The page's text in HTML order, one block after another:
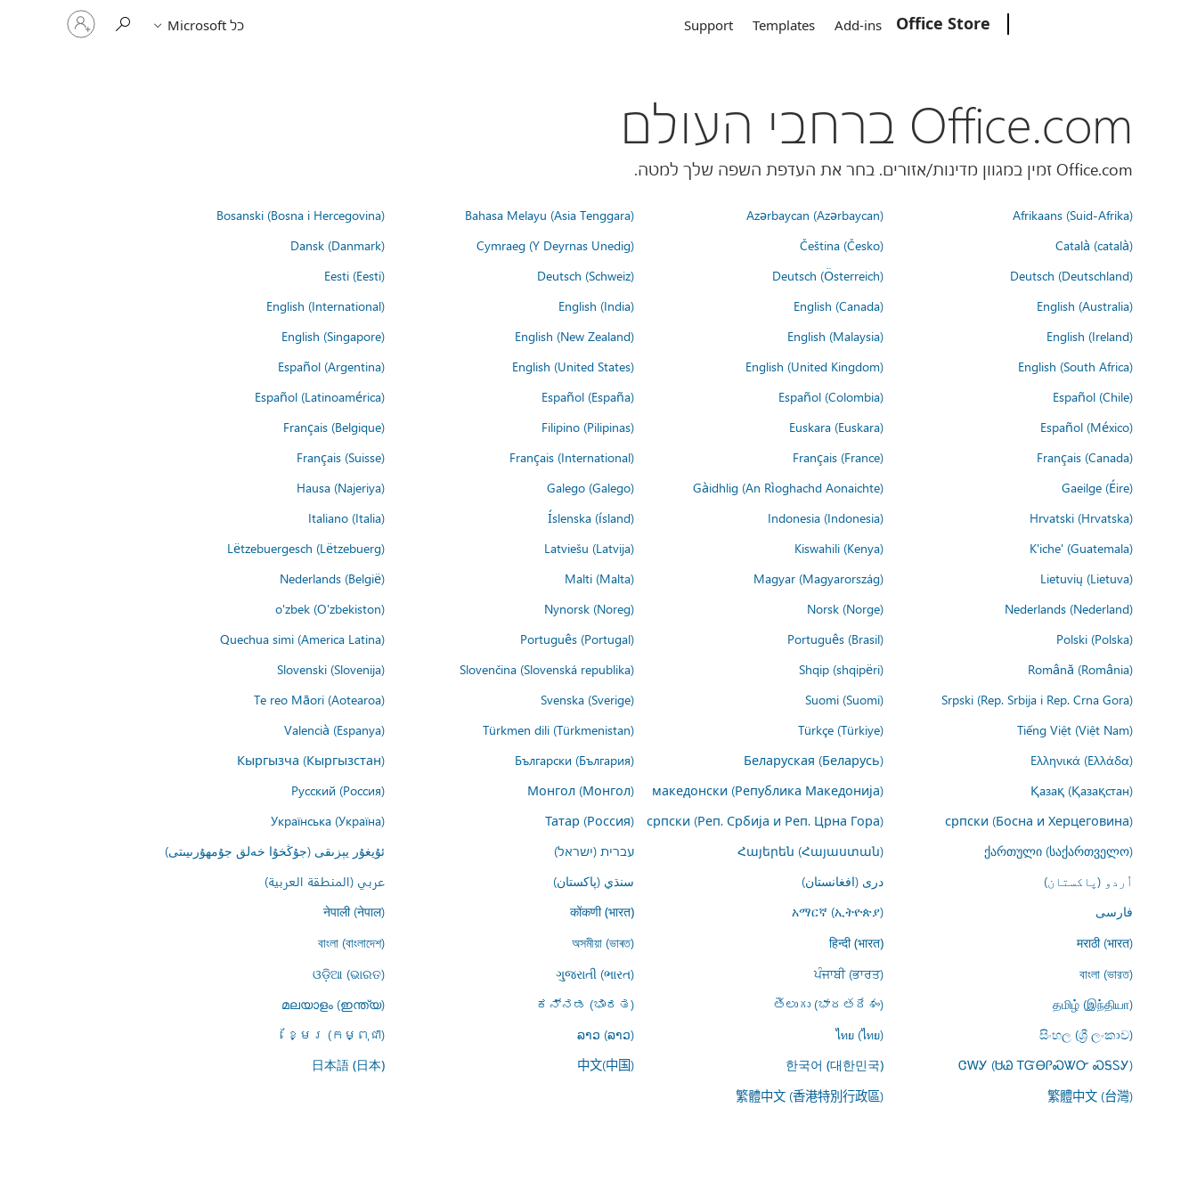
Office Store
Add-ins
Templates
Support כל Microsoft
היכנס
לחשבון
שלך
Office.com ברחבי העולם
Office.com זמין במגוון מדינות/אזורים. בחר את העדפת השפה שלך למטה.
Afrikaans (Suid-Afrika)
Azərbaycan (Azərbaycan)
Bahasa Melayu (Asia Tenggara)
Bosanski (Bosna i Hercegovina)
Català (català)
Čeština (Česko)
Cymraeg (Y Deyrnas Unedig)
Dansk (Danmark)
Deutsch (Deutschland)
Deutsch (Österreich)
Deutsch (Schweiz)
Eesti (Eesti)
English (Australia)
English (Canada)
English (India)
English (International)
English (Ireland)
English (Malaysia)
English (New Zealand)
English (Singapore)
English (South Africa)
English (United Kingdom)
English (United States)
Español (Argentina)
Español (Chile)
Español (Colombia)
Español (España)
Español (Latinoamérica)
Español (México)
Euskara (Euskara)
Filipino (Pilipinas)
Français (Belgique)
Français (Canada)
Français (France)
Français (International)
Français (Suisse)
Gaeilge (Éire)
Gàidhlig (An Rìoghachd Aonaichte)
Galego (Galego)
Hausa (Najeriya)
Hrvatski (Hrvatska)
Indonesia (Indonesia)
Íslenska (ísland)
Italiano (Italia)
K'iche' (Guatemala)
Kiswahili (Kenya)
Latviešu (Latvija)
Lëtzebuergesch (Lëtzebuerg)
Lietuvių (Lietuva)
Magyar (Magyarország)
Malti (Malta)
Nederlands (België)
Nederlands (Nederland)
Norsk (Norge)
Nynorsk (Noreg)
o'zbek (O'zbekiston)
Polski (Polska)
Português (Brasil)
Português (Portugal)
Quechua simi (America Latina)
Română (România)
Shqip (shqipëri)
Slovenčina (Slovenská republika)
Slovenski (Slovenija)
Srpski (Rep. Srbija i Rep. Crna Gora)
Suomi (Suomi)
Svenska (Sverige)
Te reo Māori (Aotearoa)
Tiếng Việt (Việt Nam)
Türkçe (Türkiye)
Türkmen dili (Türkmenistan)
Valencià (Espanya)
Ελληνικά (Ελλάδα)
Беларуская (Беларусь)
Български (България)
Кыргызча (Кыргызстан)
Қазақ (Қазақстан)
македонски (Република Македонија)
Монгол (Монгол)
Русский (Россия)
српски (Босна и Херцеговина)
српски (Реп. Србија и Реп. Црна Гора)
Татар (Россия)
Українська (Україна)
ქართული (საქართველო)
Հայերեն (Հայաստան) עברית (ישראל)
ئۇيغۇر يېزىقى (جۇڭخۇا خەلق جۇمھۇرىيىتى)
اُردو (پاکستان)
درى (افغانستان) سنڌي (پاکستان)
عربي (المنطقة العربية)
فارسى
አማርኛ (ኢትዮጵያ)
कोंकणी (भारत)
नेपाली (नेपाल)
मराठी (भारत)
हिन्दी (भारत)
অসমীয়া (ভাৰত)
বাংলা (বাংলাদেশ)
বাংলা (ভারত)
ਪੰਜਾਬੀ (ਭਾਰਤ)
ગુજરાતી (ભારત)
ଓଡ଼ିଆ (ଭାରତ)
தமிழ் (இந்தியா)
తెలుగు (భారతదేశం)
ಕನ್ನಡ (ಭಾರತ)
മലയാളം (ഇന്ത്യ)
සිංහල (ශ්‍රී ලංකාව)
ไทย (ไทย)
ລາວ (ລາວ)
ខ្មែរ (កម្ពុជា)
ᏣᎳᎩ (ᏌᏊ ᎢᏳᎾᎵᏍᏔᏅ ᏍᎦᏚᎩ)
한국어 (대한민국)
中文(中国)
日本語 (日本)
繁體中文 (台灣)
繁體中文 (香港特別行政區)